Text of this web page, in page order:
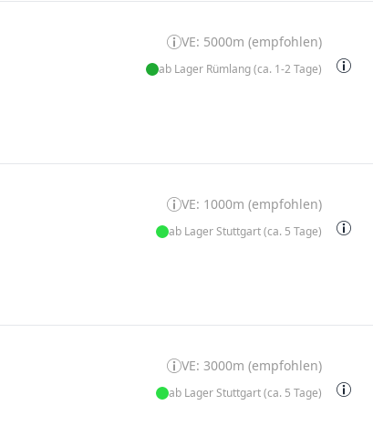
VE: 5000m (empfohlen)
ab Lager Rümlang (ca. 1-2 Tage)
VE: 1000m (empfohlen)
ab Lager Stuttgart (ca. 5 Tage)
VE: 3000m (empfohlen)
ab Lager Stuttgart (ca. 5 Tage)